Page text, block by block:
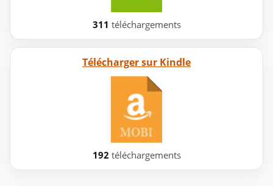
311 téléchargements
Télécharger sur Kindle
192 téléchargements